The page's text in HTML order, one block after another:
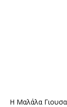
Η Μαλάλα